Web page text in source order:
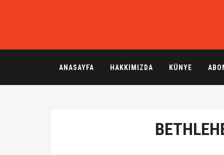
ANASAYFA HAKKIMIZDA KÜNYE